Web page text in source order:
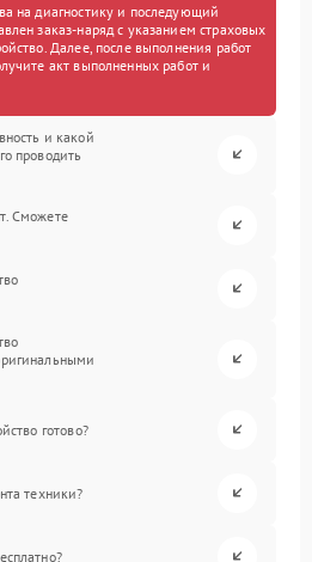
на диагностику и последующий
заказ-наряд с указанием страховых
Далее, после выполнения работ
акт выполненных работ и
и какой
проводить
Сможете
готово?
техники?